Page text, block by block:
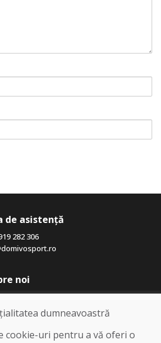
de asistență
282 306
noi
noi
dumneavoastră
cookie-uri pentru a vă oferi o